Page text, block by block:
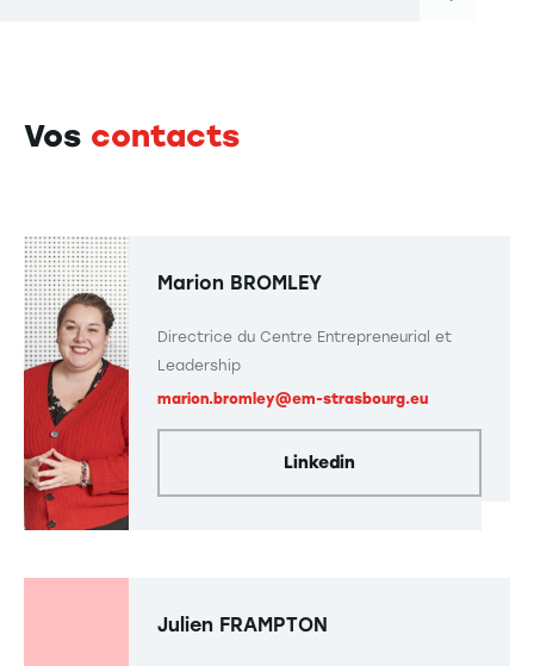
Vos contacts
Marion BROMLEY
Directrice du Centre Entrepreneurial et
Leadership
marion.bromley@em-strasbourg.eu
Linkedin
Julien FRAMPTON